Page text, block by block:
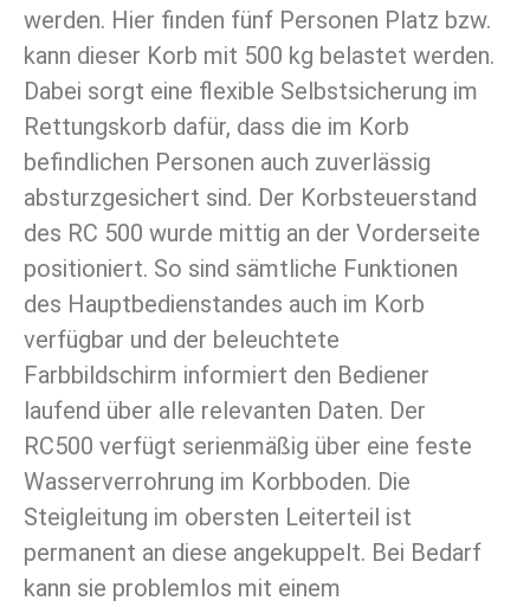
werden. Hier finden fünf Personen Platz bzw.
kann dieser Korb mit 500 kg belastet werden.
Dabei sorgt eine flexible Selbstsicherung im
Rettungskorb dafür, dass die im Korb
befindlichen Personen auch zuverlässig
absturzgesichert sind. Der Korbsteuerstand
des RC 500 wurde mittig an der Vorderseite
positioniert. So sind sämtliche Funktionen
des Hauptbedienstandes auch im Korb
verfügbar und der beleuchtete
Farbbildschirm informiert den Bediener
laufend über alle relevanten Daten. Der
RC500 verfügt serienmäßig über eine feste
Wasserverrohrung im Korbboden. Die
Steigleitung im obersten Leiterteil ist
permanent an diese angekuppelt. Bei Bedarf
kann sie problemlos mit einem